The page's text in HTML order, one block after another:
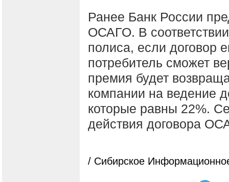
Ранее Банк России
ОСАГО. В
полиса, если договор
потребитель сможет
премия будет
компании на ведение
которые равны 22%.
действия договора
/ Сибирское